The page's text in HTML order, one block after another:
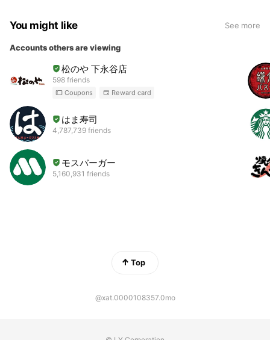
You might like See more
Accounts others are viewing
松のや 下永谷店
598 friends
Coupons Reward card
はま寿司
4,787,739 friends
モスバーガー
5,160,931 friends
Top
@xat.0000108357.0mo